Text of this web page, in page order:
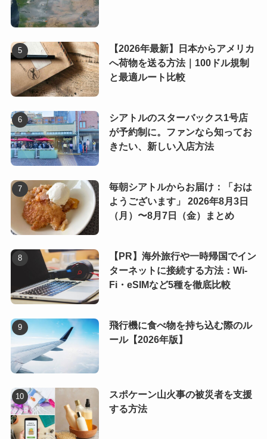
【2026年最新】日本からアメリカ
へ荷物を送る方法｜100ドル規制
と最適ルート比較
シアトルのスターバックス1号店
が予約制に。ファンなら知ってお
きたい、新しい入店方法
毎朝シアトルからお届け：「おは
ようございます」 2026年8月3日
（月）〜8月7日（金）まとめ
【PR】海外旅行や一時帰国でイン
ターネットに接続する方法：Wi-
Fi・eSIMなど5種を徹底比較
飛行機に食べ物を持ち込む際のル
ール【2026年版】
スポケーン山火事の被災者を支援
する方法